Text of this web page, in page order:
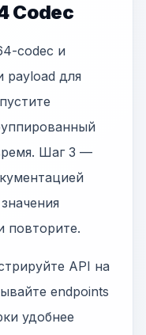
Codec
codec и
payload для
Шаг 3 —
повторите.
API на
endpoints
удобнее